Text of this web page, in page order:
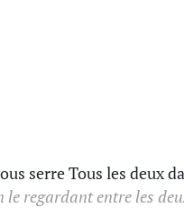
serre Tous les deux
le regardant entre les